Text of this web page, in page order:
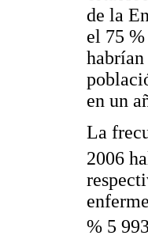
de la
el 75
habrían
en un
La
2006
% 5